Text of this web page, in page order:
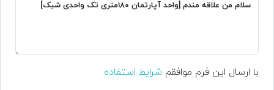
با ارسال این فرم موافقم شرایط استفاده